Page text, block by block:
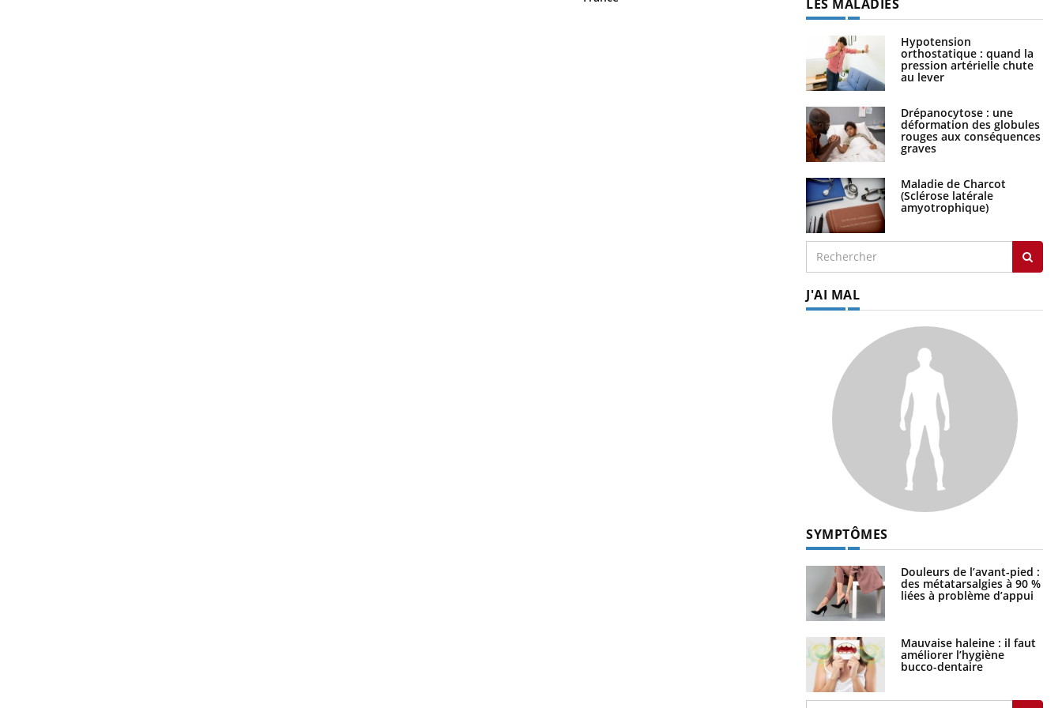
LES MALADIES
Hypotension
orthostatique : quand la
pression artérielle chute
au lever
Drépanocytose : une
déformation des globules
rouges aux conséquences
graves
Maladie de Charcot
(Sclérose latérale
amyotrophique)
J'AI MAL
SYMPTÔMES
Douleurs de l’avant-pied :
des métatarsalgies à 90 %
liées à problème d’appui
Mauvaise haleine : il faut
améliorer l’hygiène
bucco-dentaire